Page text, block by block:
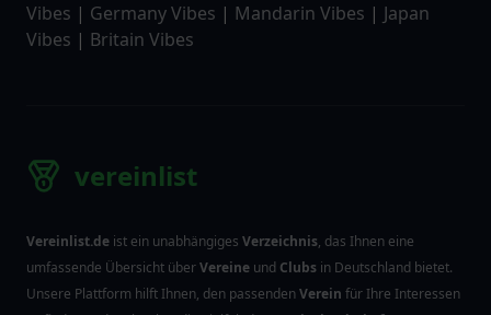
Vibes | Germany Vibes | Mandarin Vibes | Japan
Vibes | Britain Vibes
vereinlist
Vereinlist.de ist ein unabhängiges Verzeichnis, das Ihnen eine
umfassende Übersicht überVereine und Clubs in Deutschland bietet.
Unsere Plattform hilft Ihnen, den passendenVerein für Ihre Interessen